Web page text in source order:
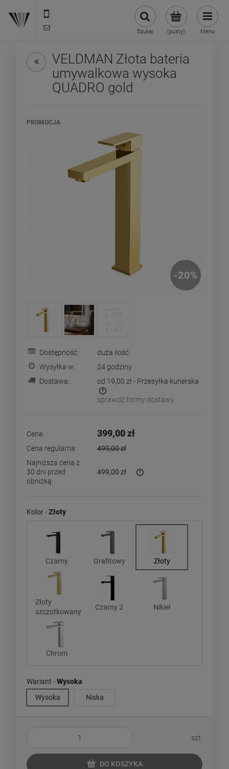
(pusty)
Szukaj Menu
VELDMAN Złota bateria
umywalkowa wysoka
QUADRO gold
PROMOCJA
-20%
Dostępność:
duża ilość
Wysyłka w:
24 godziny
Dostawa:
od 19,00 zł - Przesyłka kurierska
Cena nie zawiera ewentualnych kosztów płatności
sprawdź formy dostawy
Cena: 399,00 zł
Cena regularna:
499,00 zł
Najniższa cena z
30 dni przed
obniżką:
499,00 zł
Kolor -Złoty
Czarny Grafitowy Złoty
Złoty
szczotkowany
Czarny 2 Nikiel
Chrom
Wariant -Wysoka
Wysoka
Niska
szt.
DO KOSZYKA